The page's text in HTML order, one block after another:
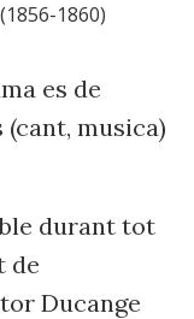
1860)
es de
musica)
durant tot
de
Ducange